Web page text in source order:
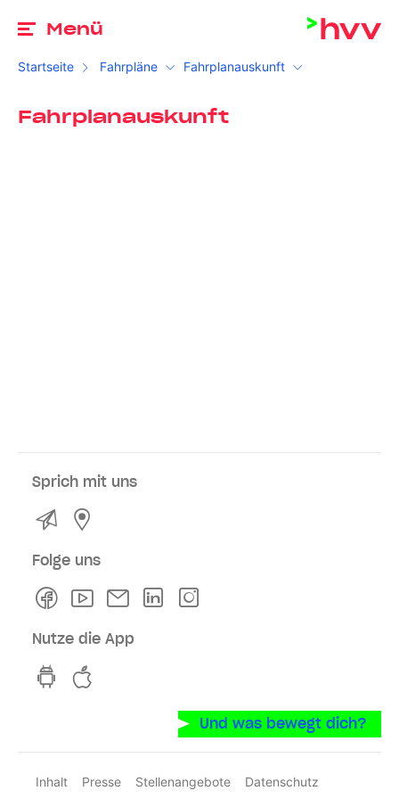
Menü
Startseite Fahrpläne Fahrplanauskunft
Fahrplanauskunft
Sprich mit uns
Kontakt
Folge uns
FacebookYoutubeNewsletterLinkedln
Nutze die App
hvv switch App auf GooglePlay
Und was bewegt dich?
Inhalt Presse Stellenangebote
Datenschutz